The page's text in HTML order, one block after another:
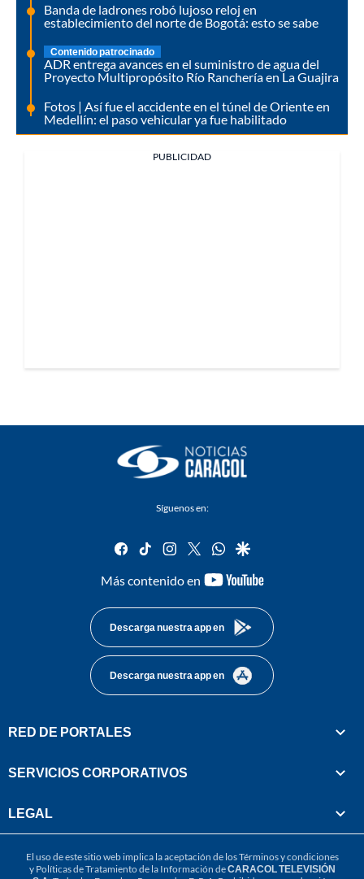
Banda de ladrones robó lujoso reloj en
establecimiento del norte de Bogotá: esto se sabe
Contenido patrocinado
ADR entrega avances en el suministro de agua del
Proyecto Multipropósito Río Ranchería en La Guajira
Fotos | Así fue el accidente en el túnel de Oriente en
Medellín: el paso vehicular ya fue habilitado
PUBLICIDAD
Síguenos en:
facebook
tiktok instagram
twitterwhatsapp
google
Más contenido en
youtube-
Descarga nuestra app en
Descarga nuestra app en
RED DE PORTALES
SERVICIOS CORPORATIVOS
LEGAL
El uso de este sitio web implica la aceptación de losTérminos y condiciones
y Políticas de Tratamiento de la Información deCARACOL TELEVISIÓN